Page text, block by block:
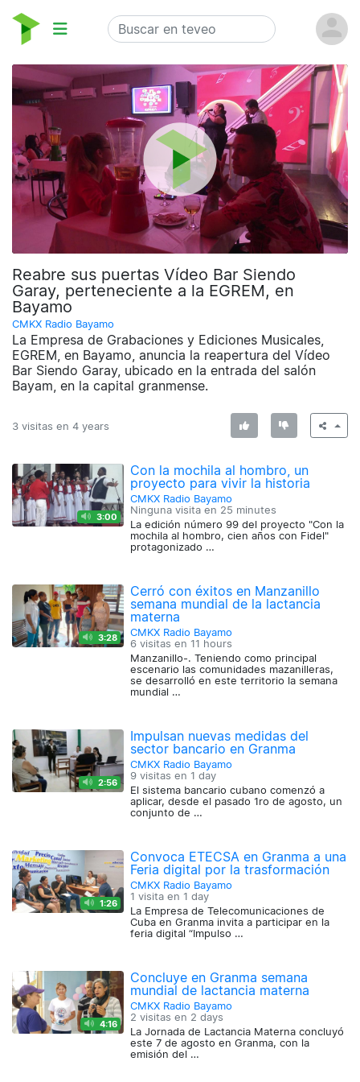
Reabre sus puertas Vídeo Bar Siendo
Garay, perteneciente a la EGREM, en
Bayamo
CMKX Radio Bayamo
La Empresa de Grabaciones y Ediciones Musicales,
EGREM, en Bayamo, anuncia la reapertura del Vídeo
Bar Siendo Garay, ubicado en la entrada del salón
Bayam, en la capital granmense.
3 visitas en 4 years
3:00
Con la mochila al hombro, un
proyecto para vivir la historia
CMKX Radio Bayamo
Ninguna visita en 25 minutes
La edición número 99 del proyecto "Con la
mochila al hombro, cien años con Fidel"
protagonizado …
3:28
Cerró con éxitos en Manzanillo
semana mundial de la lactancia
materna
CMKX Radio Bayamo
6 visitas en 11 hours
Manzanillo-. Teniendo como principal
escenario las comunidades mazanilleras,
se desarrolló en este territorio la semana
mundial …
2:56
Impulsan nuevas medidas del
sector bancario en Granma
CMKX Radio Bayamo
9 visitas en 1 day
El sistema bancario cubano comenzó a
aplicar, desde el pasado 1ro de agosto, un
conjunto de …
1:26
Convoca ETECSA en Granma a una
Feria digital por la trasformación
CMKX Radio Bayamo
1 visita en 1 day
La Empresa de Telecomunicaciones de
Cuba en Granma invita a participar en la
feria digital “Impulso …
4:16
Concluye en Granma semana
mundial de lactancia materna
CMKX Radio Bayamo
2 visitas en 2 days
La Jornada de Lactancia Materna concluyó
este 7 de agosto en Granma, con la
emisión del …